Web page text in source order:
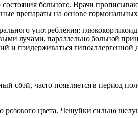
состояния больного. Врачи
препараты на основе
употребления:
лучами, параллельно больной
и придерживаться гипоаллергенной
сбой, часто появляется в период
цвета. Чешуйки сильно